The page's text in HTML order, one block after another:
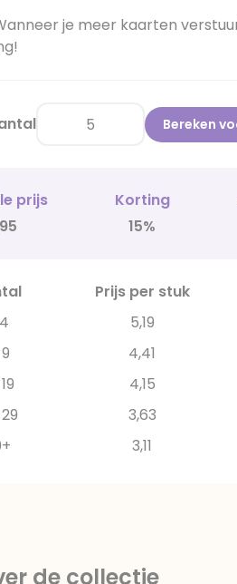
je meer kaarten
Bereken
prijs Korting
15%
Prijs per stuk
5,19
4,41
4,15
3,63
3,11
de collectie